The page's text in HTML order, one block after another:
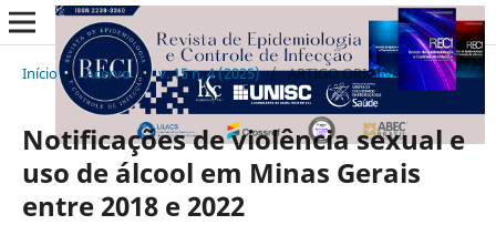
Início / Acervo / v. 15 n. 4 (2025) / ARTIGO ORIGINAL
Notificações de violência sexual e
uso de álcool em Minas Gerais
entre 2018 e 2022